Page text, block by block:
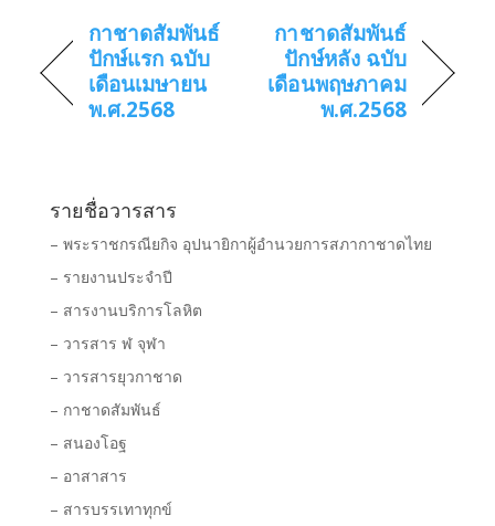
กาชาดสัมพันธ์
ปักษ์แรก ฉบับ
เดือนเมษายน
พ.ศ.2568
กาชาดสัมพันธ์
ปักษ์หลัง ฉบับ
เดือนพฤษภาคม
พ.ศ.2568
รายชื่อวารสาร
– พระราชกรณียกิจ อุปนายิกาผู้อำนวยการสภากาชาดไทย
– รายงานประจำปี
– สารงานบริการโลหิต
– วารสาร ฬ จุฬา
– วารสารยุวกาชาด
– กาชาดสัมพันธ์
– สนองโอฐ
– อาสาสาร
– สารบรรเทาทุกข์